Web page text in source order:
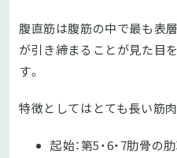
腹直筋は腹筋の中で最も表
が引き締まることが見た目
す。
特徴としてはとても長い筋
起始：第5・6・7肋骨